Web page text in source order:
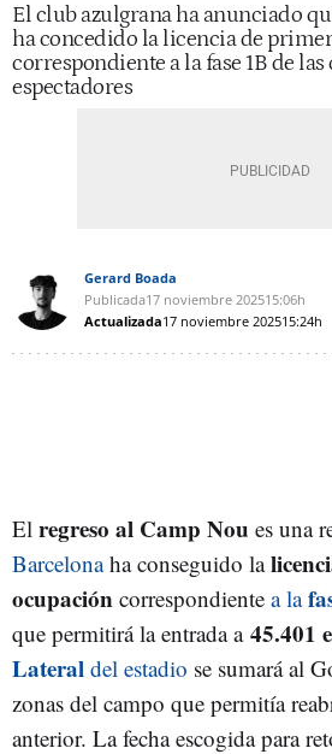
El club azulgrana ha anunciado
ha concedido la licencia de
correspondiente a la fase 1B de
espectadores
Gerard Boada
Publicada17 noviembre 202515:06h
Actualizada17 noviembre 202515:24h
El regreso al Camp Nou es una
Barcelonaha conseguido la
ocupación correspondiente a la
que permitirá la entrada a 45.401
Lateral del estadio se sumará al
zonas del campo que permitía
anterior. La fecha escogida para